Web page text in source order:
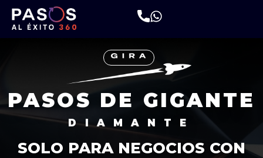
PASOS DE GIGANTE
DIAMANTE
SOLO PARA NEGOCIOS CON